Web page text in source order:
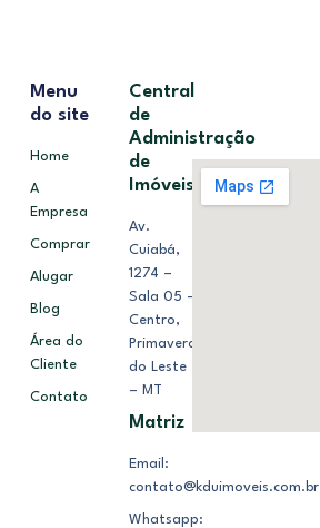
Menu
do site
Home
A
Empresa
Comprar
Alugar
Blog
Área do
Cliente
Contato
Central
de
Administração
de
Imóveis
Av.
Cuiabá,
1274 –
Sala 05 –
Centro,
Primavera
do Leste
– MT
Matriz
Email:
contato@kduimoveis.com.br
Whatsapp: